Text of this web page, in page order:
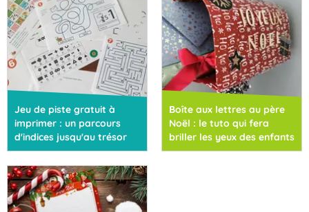
Jeu de piste gratuit à
imprimer : un parcours
d'indices jusqu'au trésor
Boîte aux lettres au père
Noël : le tuto qui fera
briller les yeux des enfants